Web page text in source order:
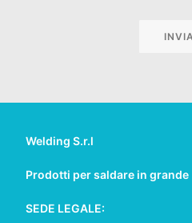
Welding S.r.l
Prodotti per saldare in grande
SEDE LEGALE: